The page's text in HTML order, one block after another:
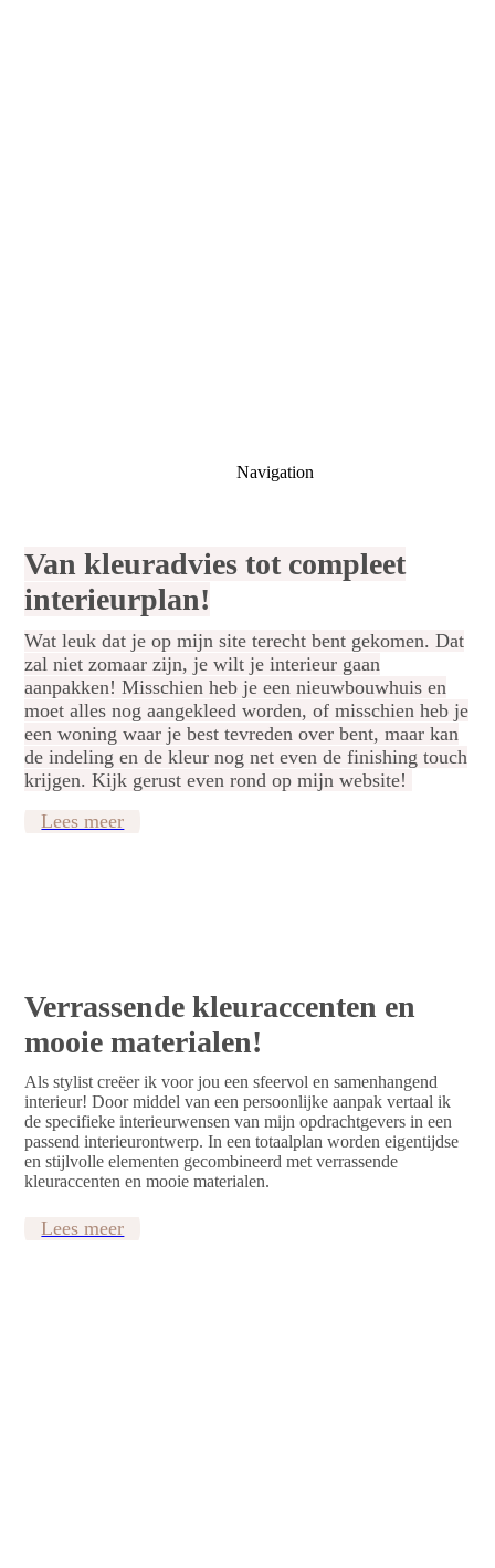
Navigation
Van kleuradvies tot compleet
interieurplan!
Wat leuk dat je op mijn site terecht bent gekomen. Dat
zal niet zomaar zijn, je wilt je interieur gaan
aanpakken! Misschien heb je een nieuwbouwhuis en
moet alles nog aangekleed worden, of misschien heb je
een woning waar je best tevreden over bent, maar kan
de indeling en de kleur nog net even de finishing touch
krijgen. Kijk gerust even rond op mijn website!
Lees meer
Verrassende kleuraccenten en
mooie materialen!
Als stylist creëer ik voor jou een sfeervol en samenhangend
interieur! Door middel van een persoonlijke aanpak vertaal ik
de specifieke interieurwensen van mijn opdrachtgevers in een
passend interieurontwerp. In een totaalplan worden eigentijdse
en stijlvolle elementen gecombineerd met verrassende
kleuraccenten en mooie materialen.
Lees meer